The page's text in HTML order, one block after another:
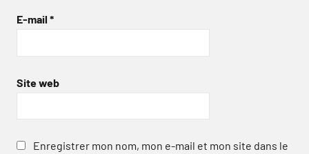
E-mail *
Site web
Enregistrer mon nom, mon e-mail et mon site dans le